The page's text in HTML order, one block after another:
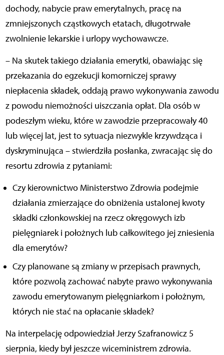
dochody, nabycie praw emerytalnych, pracę na
zmniejszonych cząstkowych etatach, długotrwałe
zwolnienie lekarskie i urlopy wychowawcze.
– Na skutek takiego działania emerytki, obawiając się
przekazania do egzekucji komorniczej sprawy
niepłacenia składek, oddają prawo wykonywania zawodu
z powodu niemożności uiszczania opłat. Dla osób w
podeszłym wieku, które w zawodzie przepracowały 40
lub więcej lat, jest to sytuacja niezwykle krzywdząca i
dyskryminująca – stwierdziła posłanka, zwracając się do
resortu zdrowia z pytaniami:
Czy kierownictwo Ministerstwo Zdrowia podejmie
działania zmierzające do obniżenia ustalonej kwoty
składki członkowskiej na rzecz okręgowych izb
pielęgniarek i położnych lub całkowitego jej zniesienia
dla emerytów?
Czy planowane są zmiany w przepisach prawnych,
które pozwolą zachować nabyte prawo wykonywania
zawodu emerytowanym pielęgniarkom i położnym,
których nie stać na opłacanie składek?
Na interpelację odpowiedział Jerzy Szafranowicz 5
sierpnia, kiedy był jeszcze wiceministrem zdrowia.